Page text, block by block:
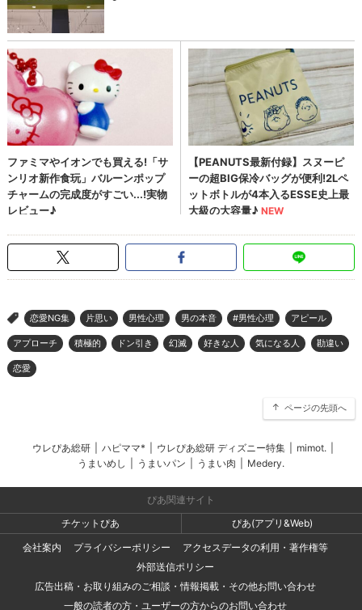
> 恋愛NG集 片思い 男性心理 男の本音 #男性心理 アピール
アプローチ 積極的 ドン引き 幻滅 好きな人 気になる人 勘違い
恋愛
ページの先頭へ
ウレぴあ総研 ハピママ* ウレぴあ総研 ディズニー特集 mimot.
うまいめし
うまいパン うまい肉 Medery.
ぴあ関連サイト
チケットぴあ
ぴあ(アプリ&Web)
会社案内
プライバシーポリシー
アクセスデータの利用・著作権等
外部送信ポリシー
広告出稿・お取り組みのご相談・情報掲載・その他お問い合わせ
一般の読者の方・ユーザーの方からのお問い合わせ